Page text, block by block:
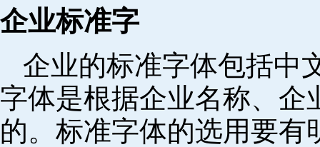
企业标准字
企业的标准字体包括中
字体是根据企业名称、企
的。标准字体的选用要